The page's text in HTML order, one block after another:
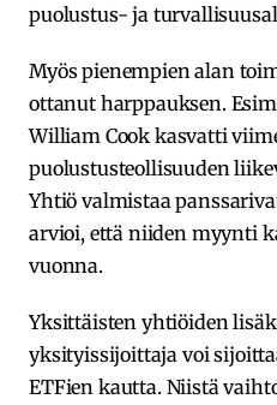
puolustus- ja
Myös pienempien alan
ottanut harppauksen.
William Cook kasvatti
puolustusteollisuuden
Yhtiö valmistaa
arvioi, että niiden myynti
vuonna.
Yksittäisten yhtiöiden
yksityissijoittaja voi
ETFien kautta. Niistä